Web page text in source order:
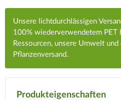
Unsere lichtdurchlässigen
100% wiederverwendetem PET
Ressourcen, unsere Umwelt
Pflanzenversand.
Produkteigenschaften